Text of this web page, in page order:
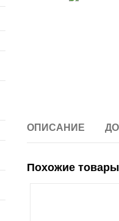
ОПИСАНИЕ
Похожие